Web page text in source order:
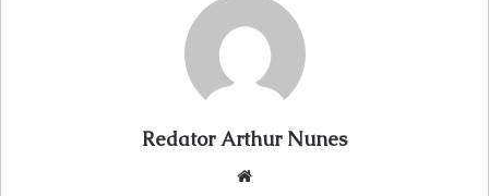
Redator Arthur Nunes